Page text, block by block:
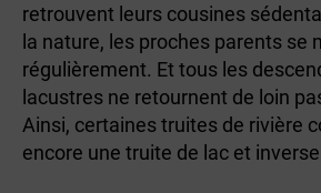
retrouvent leurs cousines
la nature, les proches parents se
régulièrement. Et tous les
lacustres ne retournent de loin
Ainsi, certaines truites de rivière
encore une truite de lac et